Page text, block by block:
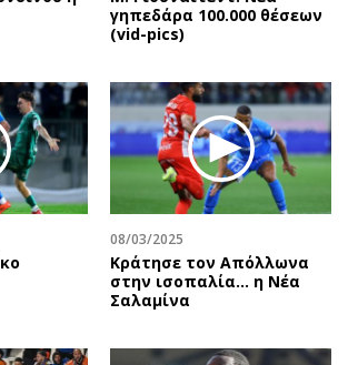
Social
Αφιερώματα
Πολιτική
Οικονομία
Γενικά
Αναδρομές
Πρόσωπα
Περιβάλλον
Γυναίκα
γηπεδάρα 100.000 θέσεων
(vid-pics)
08/03/2025
Κράτησε τον Απόλλωνα
στην ισοπαλία… η Νέα
Σαλαμίνα